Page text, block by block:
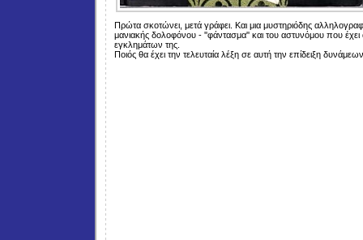
Πρώτα σκοτώνει, μετά γράφει. Και μια μυστηριόδης
μανιακής δολοφόνου - ''φάντασμα'' και του αστυνόμου που έχει
εγκλημάτων της.
Ποιός θα έχει την τελευταία λέξη σε αυτή την επίδειξη